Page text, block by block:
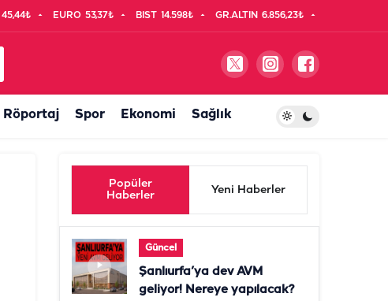
45,44₺ EURO 53,37₺ BIST 14.598₺ GR.ALTIN 6.856,23₺
Röportaj Spor Ekonomi Sağlık
Popüler
Haberler
Yeni Haberler
Güncel
Şanlıurfa’ya dev AVM
geliyor! Nereye yapılacak?